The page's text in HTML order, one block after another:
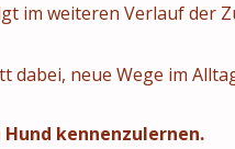
im weiteren Verlauf der
neue Wege im
kennenzulernen.